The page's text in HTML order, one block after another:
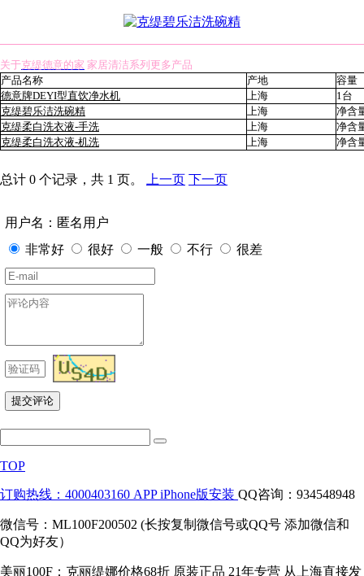
关于克缇德意的家 家居清洁系列更多产品
产品名称
产地
容量
德意牌DEYI型直饮净水机
上海
1台
克缇碧乐洁洗碗精
上海
净含
克缇柔白洗衣液-手洗
上海
净含
克缇柔白洗衣液-机洗
上海 净含
总计 0 个记录，共 1 页。 上一页 下一页
用户名：匿名用户
非常好
很好 一般 不行 很差
TOP
订购热线：4000403160 APP iPhone版安装 QQ咨询：934548948
微信号：ML100F200502 (长按复制微信号或QQ号 添加微信和
QQ为好友）
美丽100F：克丽缇娜价格68折 原装正品 21年专营 从上海直接发